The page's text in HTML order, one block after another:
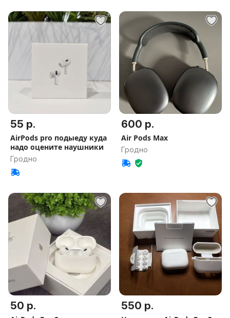
55 р.
AirPods pro подыеду куда
надо оцените наушники
Гродно
600 р.
Air Pods Max
Гродно
50 р. 550 р.